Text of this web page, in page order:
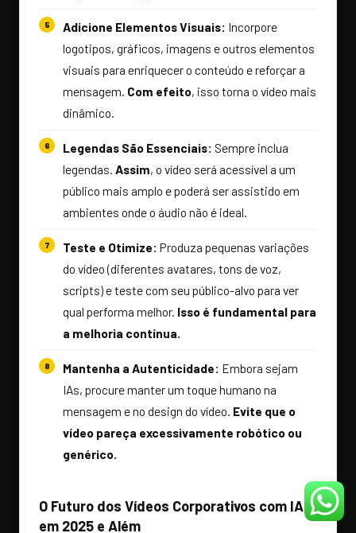
Adicione Elementos Visuais: Incorpore
logotipos, gráficos, imagens e outros elementos
visuais para enriquecer o conteúdo e reforçar a
mensagem. Com efeito, isso torna o vídeo mais
dinâmico.
Legendas São Essenciais: Sempre inclua
legendas. Assim, o vídeo será acessível a um
público mais amplo e poderá ser assistido em
ambientes onde o áudio não é ideal.
Teste e Otimize: Produza pequenas variações
do vídeo (diferentes avatares, tons de voz,
scripts) e teste com seu público-alvo para ver
qual performa melhor. Isso é fundamental para
a melhoria contínua.
Mantenha a Autenticidade: Embora sejam
IAs, procure manter um toque humano na
mensagem e no design do vídeo. Evite que o
vídeo pareça excessivamente robótico ou
genérico.
O Futuro dos Vídeos Corporativos com IA
em 2025 e Além